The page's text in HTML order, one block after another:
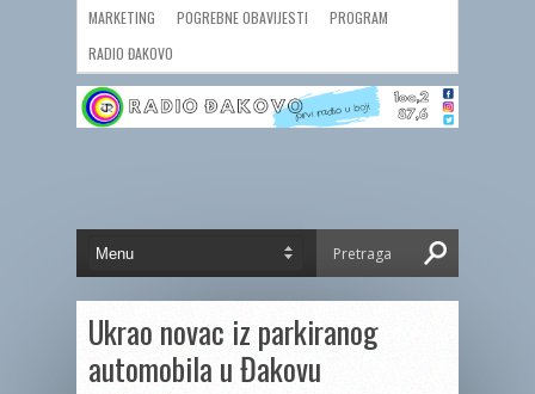
MARKETING POGREBNE OBAVIJESTI
PROGRAM
RADIO ĐAKOVO
Ukrao novac iz parkiranog
automobila u Đakovu